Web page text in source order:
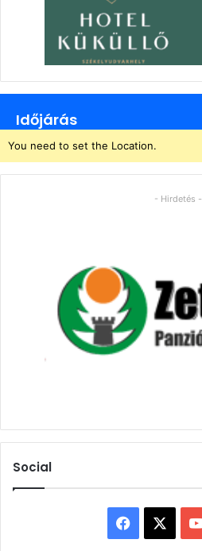
Időjárás
You need to set the Location.
- Hirdetés -
Social
Facebook